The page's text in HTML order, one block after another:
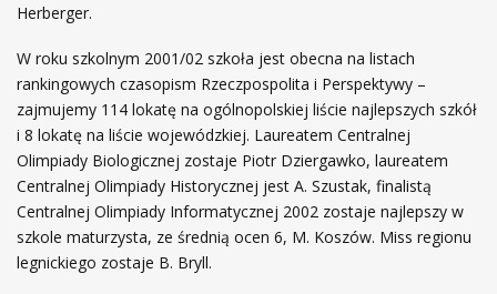
Herberger.
W roku szkolnym 2001/02 szkoła jest obecna na listach
rankingowych czasopism Rzeczpospolita i Perspektywy –
zajmujemy 114 lokatę na ogólnopolskiej liście najlepszych szkół
i 8 lokatę na liście wojewódzkiej. Laureatem Centralnej
Olimpiady Biologicznej zostaje Piotr Dziergawko, laureatem
Centralnej Olimpiady Historycznej jest A. Szustak, finalistą
Centralnej Olimpiady Informatycznej 2002 zostaje najlepszy w
szkole maturzysta, ze średnią ocen 6, M. Koszów. Miss regionu
legnickiego zostaje B. Bryll.